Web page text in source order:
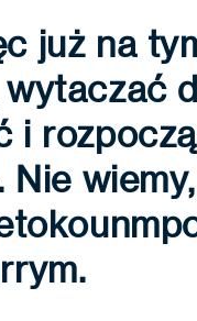
już na
i
Nie